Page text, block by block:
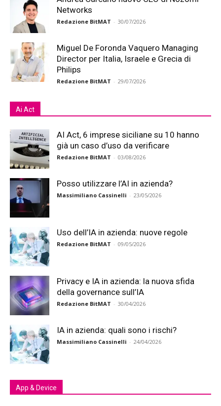
Networks
Redazione BitMAT - 30/07/2026
Miguel De Foronda Vaquero Managing
Director per Italia, Israele e Grecia di
Philips
Redazione BitMAT - 29/07/2026
Ai Act
AI Act, 6 imprese siciliane su 10 hanno
già un caso d’uso da verificare
Redazione BitMAT - 03/08/2026
Posso utilizzare l’AI in azienda?
Massimiliano Cassinelli - 23/05/2026
Uso dell’IA in azienda: nuove regole
Redazione BitMAT - 09/05/2026
Privacy e IA in azienda: la nuova sfida
della governance sull’IA
Redazione BitMAT - 30/04/2026
IA in azienda: quali sono i rischi?
Massimiliano Cassinelli - 24/04/2026
App & Device